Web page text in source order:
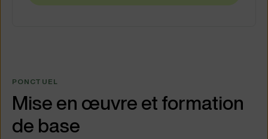
PONCTUEL
Mise en œuvre et formation
de base